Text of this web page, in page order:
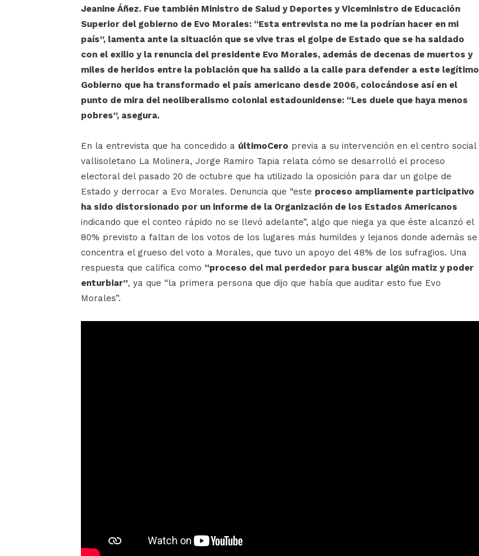
Jeanine Áñez. Fue también Ministro de Salud y Deportes y Viceministro de Educación
Superior del gobierno de Evo Morales: “Esta entrevista no me la podrían hacer en mi
país”, lamenta ante la situación que se vive tras el golpe de Estado que se ha saldado
con el exilio y la renuncia del presidente Evo Morales, además de decenas de muertos y
miles de heridos entre la población que ha salido a la calle para defender a este legítimo
Gobierno que ha transformado el país americano desde 2006, colocándose así en el
punto de mira del neoliberalismo colonial estadounidense: “Les duele que haya menos
pobres”, asegura.
En la entrevista que ha concedido a últimoCero previa a su intervención en el centro social
vallisoletano La Molinera, Jorge Ramiro Tapia relata cómo se desarrolló el proceso
electoral del pasado 20 de octubre que ha utilizado la oposición para dar un golpe de
Estado y derrocar a Evo Morales. Denuncia que “este proceso ampliamente participativo
ha sido distorsionado por un informe de la Organización de los Estados Americanos
indicando que el conteo rápido no se llevó adelante”, algo que niega ya que éste alcanzó el
80% previsto a faltan de los votos de los lugares más humildes y lejanos donde además se
concentra el grueso del voto a Morales, que tuvo un apoyo del 48% de los sufragios. Una
respuesta que califica como “proceso del mal perdedor para buscar algún matiz y poder
enturbiar”, ya que “la primera persona que dijo que había que auditar esto fue Evo
Morales”.